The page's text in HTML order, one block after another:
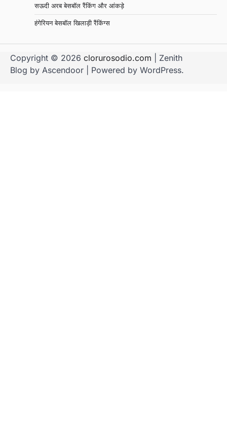
सऊदी अरब बेसबॉल रैंकिंग और आंकड़े
हंगेरियन बेसबॉल खिलाड़ी रैंकिंग्स
Copyright © 2026 clorurosodio.com | Zenith
Blog by Ascendoor | Powered by WordPress.